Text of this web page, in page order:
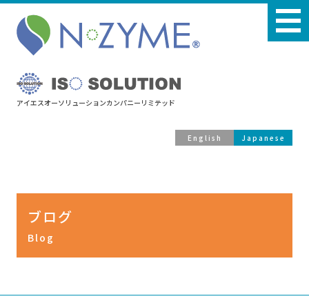
English Japanese
アイエスオーソリューションカンパニーリミテッド
ブログ
Blog